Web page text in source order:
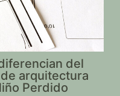
del
arquitectura
Perdido